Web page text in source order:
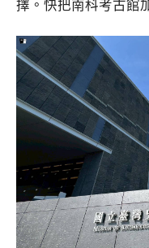
擇。快把南科考古館